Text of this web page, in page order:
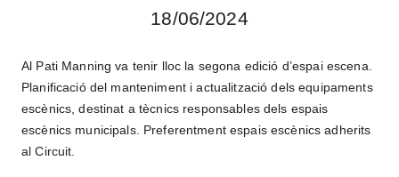
LLOGUER D’ESPAIS
RESIDÈNCIES DE CREACIÓ
NOTÍCIES
18/06/2024
Al Pati Manning va tenir lloc la segona edició d’espai escena.
Planificació del manteniment i actualització dels equipaments
escènics, destinat a tècnics responsables dels espais
escènics municipals. Preferentment espais escènics adherits
al Circuit.